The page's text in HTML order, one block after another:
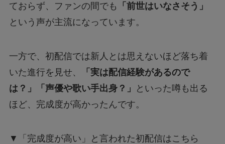
ておらず、ファンの間でも
「前世はいなさそう」
という声が主流になっています。
一方で、初配信では新人とは思えないほど落ち着
いた進行を見せ、
「実は配信経験があるので
は？」「声優や歌い手出身？」
といった噂も出る
ほど、完成度が高かったんです。
▼「完成度が高い」と言われた初配信はこちら